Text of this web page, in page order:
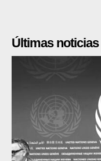
Últimas noticias